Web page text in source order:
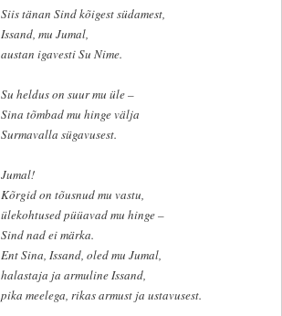
Siis tänan Sind kõigest südamest,
Issand, mu Jumal,
austan igavesti Su Nime.
Su heldus on suur mu üle –
Sina tõmbad mu hinge välja
Surmavalla sügavusest.
Jumal!
Kõrgid on tõusnud mu vastu,
ülekohtused püüavad mu hinge –
Sind nad ei märka.
Ent Sina, Issand, oled mu Jumal,
halastaja ja armuline Issand,
pika meelega, rikas armust ja ustavusest.